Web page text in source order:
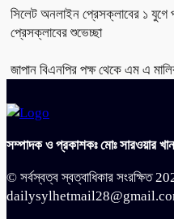
সিলেট অনলাইন প্রেসক্লাবের ১ যুগে
প্রেসক্লাবের শুভেচ্ছা
জাপান বিএনপির পক্ষ থেকে এম এ
সম্পাদক ও প্রকাশকঃ মোঃ সারওয়ার খান
© সর্বস্বত্ব স্বত্বাধিকার সংরক্ষিত